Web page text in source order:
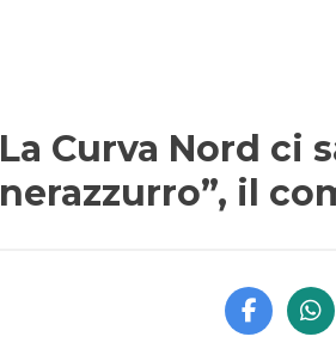
La Curva Nord ci
nerazzurro”, il